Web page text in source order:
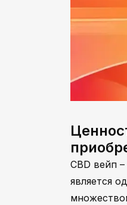
CBD вейп
является